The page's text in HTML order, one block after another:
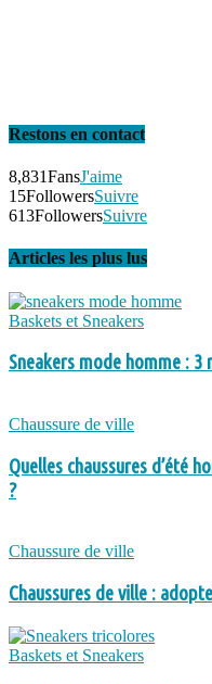
Restons en contact
8,831FansJ'aime
15FollowersSuivre
613FollowersSuivre
Articles les plus lus
Baskets et Sneakers
Sneakers mode homme : 3
Chaussure de ville
Quelles chaussures d’été
?
Chaussure de ville
Chaussures de ville :
Baskets et Sneakers